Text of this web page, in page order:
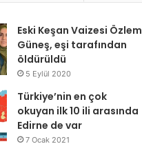
Eski Keşan Vaizesi Özlem
Güneş, eşi tarafından
öldürüldü
5 Eylül 2020
Türkiye’nin en çok
okuyan ilk 10 ili arasında
Edirne de var
7 Ocak 2021